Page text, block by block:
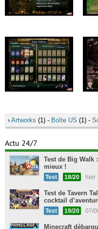
› Artworks (1) - Boîte US (1) -
Actu 24/7
Test de Big Walk
mieux !
Test 18/20 hier
Test de Tavern
cocktail
Test 19/20 07/
Minecraft